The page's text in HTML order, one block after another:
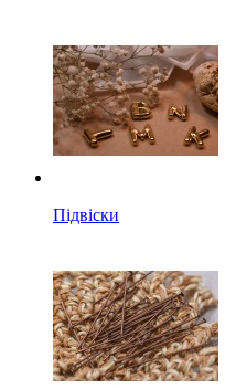
Підвіски